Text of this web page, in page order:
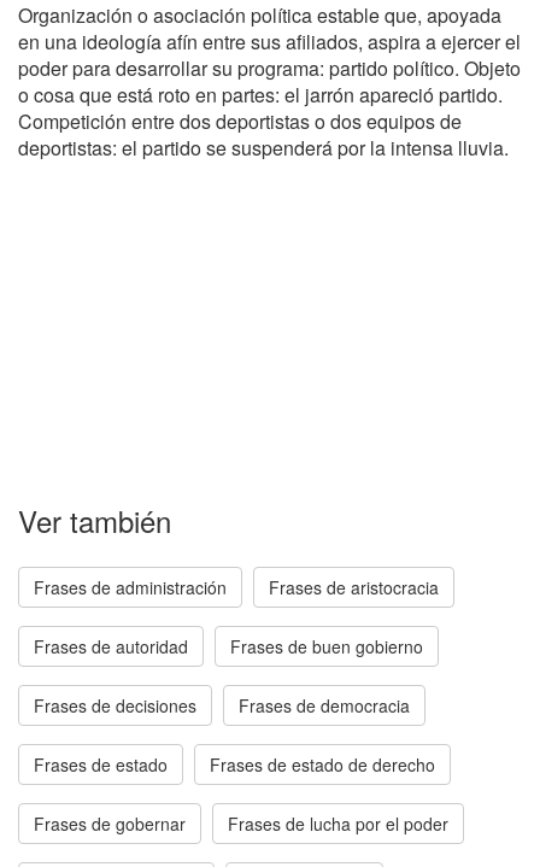
Organización o asociación política estable que, apoyada
en una ideología afín entre sus afiliados, aspira a ejercer el
poder para desarrollar su programa: partido político. Objeto
o cosa que está roto en partes: el jarrón apareció partido.
Competición entre dos deportistas o dos equipos de
deportistas: el partido se suspenderá por la intensa lluvia.
Ver también
Frases de administración Frases de aristocracia
Frases de autoridad Frases de buen gobierno
Frases de decisiones Frases de democracia
Frases de estado Frases de estado de derecho
Frases de gobernar Frases de lucha por el poder